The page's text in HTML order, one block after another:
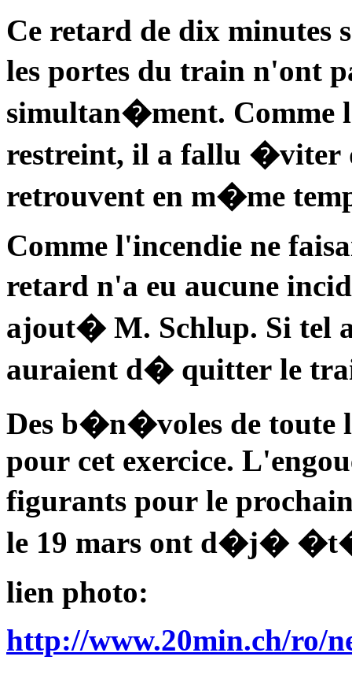
Ce retard de dix minutes
les portes du train n'ont
simultan�ment. Comme
restreint, il a fallu �viter
retrouvent en m�me
Comme l'incendie ne
retard n'a eu aucune
ajout� M. Schlup. Si tel
auraient d� quitter le
Des b�n�voles de toute
pour cet exercice.
figurants pour le
le 19 mars ont d�j�
lien photo:
http://www.20min.ch/ro/